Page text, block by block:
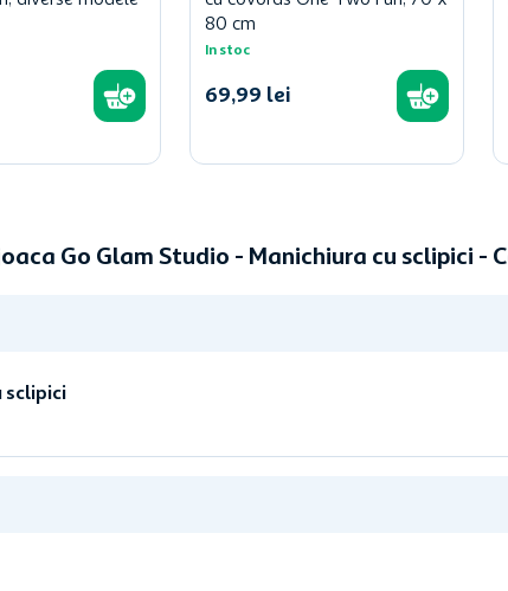
80 cm
In stoc
69,99 lei
Go Glam Studio - Manichiura cu sclipici -
sclipici